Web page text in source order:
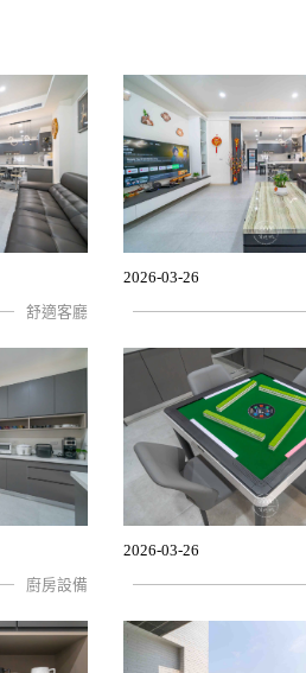
舒適客廳
2026-03-26
廚房設備
2026-03-26